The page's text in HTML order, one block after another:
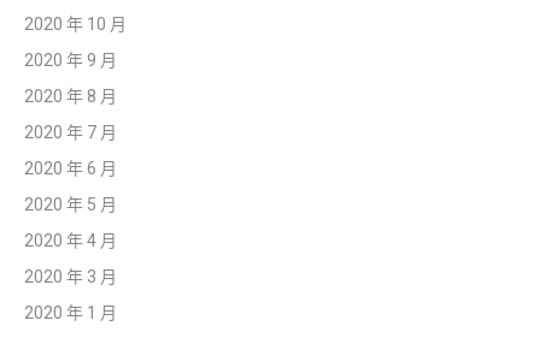
2020 年 10 月
2020 年 9 月
2020 年 8 月
2020 年 7 月
2020 年 6 月
2020 年 5 月
2020 年 4 月
2020 年 3 月
2020 年 1 月